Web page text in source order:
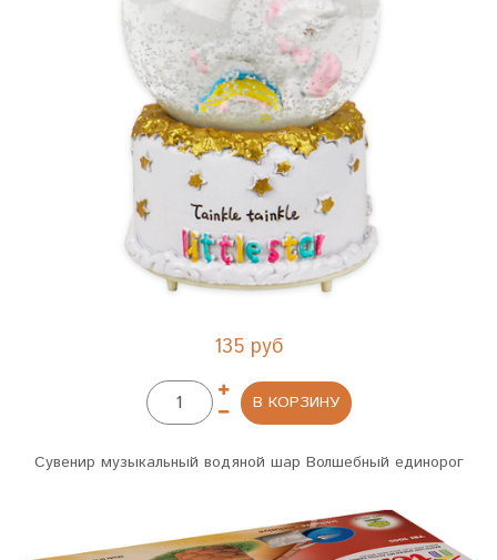
135 руб
В КОРЗИНУ
Сувенир музыкальный водяной шар Волшебный единорог